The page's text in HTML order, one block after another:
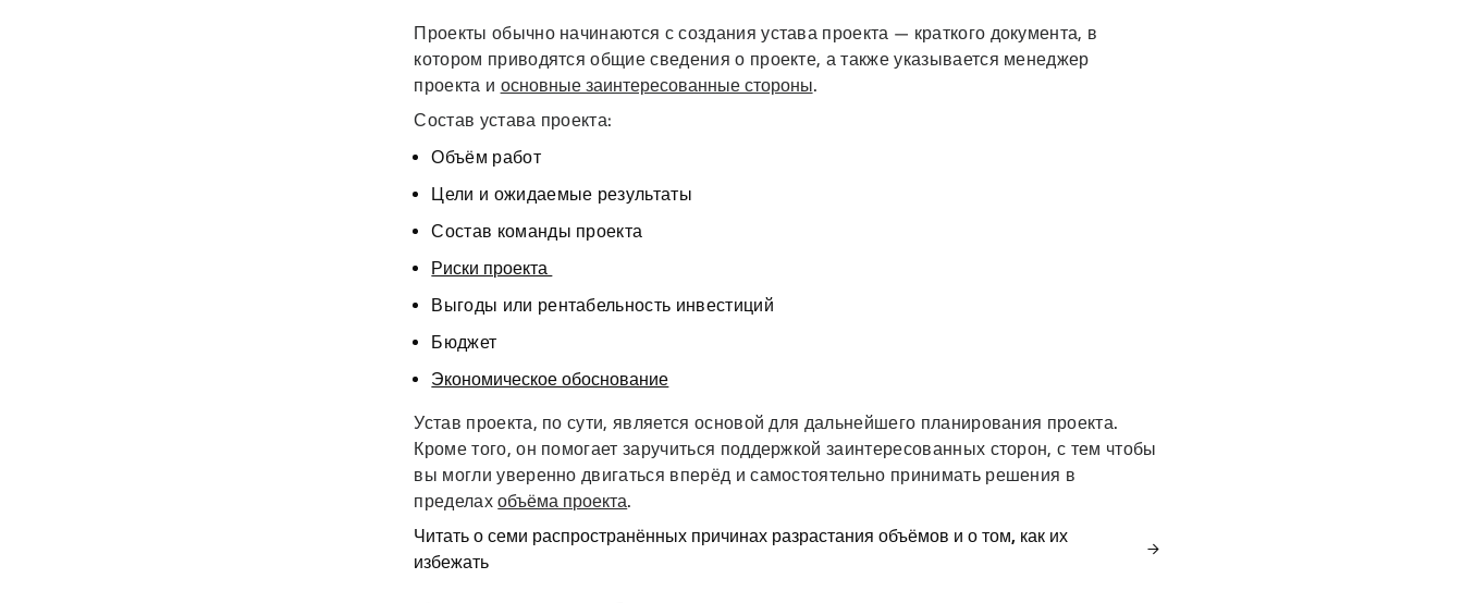
Проекты обычно начинаются с создания устава проекта — краткого документа, в
котором приводятся общие сведения о проекте, а также указывается менеджер
проекта и основные заинтересованные стороны.
Состав устава проекта:
Объём работ
Цели и ожидаемые результаты
Состав команды проекта
Риски проекта
Выгоды или рентабельность инвестиций
Бюджет
Экономическое обоснование
Устав проекта, по сути, является основой для дальнейшего планирования проекта.
Кроме того, он помогает заручиться поддержкой заинтересованных сторон, с тем чтобы
вы могли уверенно двигаться вперёд и самостоятельно принимать решения в
пределахобъёма проекта.
Читать о семи распространённых причинах разрастания объёмов и о том, как их
избежать